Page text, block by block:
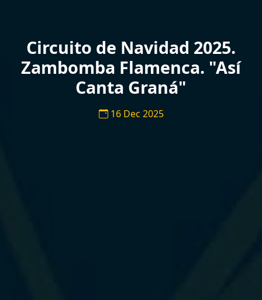
Circuito de Navidad 2025.
Zambomba Flamenca. "Así
Canta Graná"
16 Dec 2025